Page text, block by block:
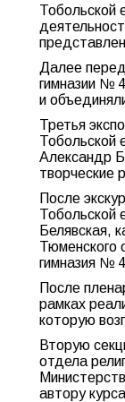
Тобольской
Далее перед
гимназии №
и
Третья
Тобольской
Александр
творческие
После
Тобольской
Белявская,
Тюменского
гимназия №
После
рамках
которую
Вторую
отдела
автору